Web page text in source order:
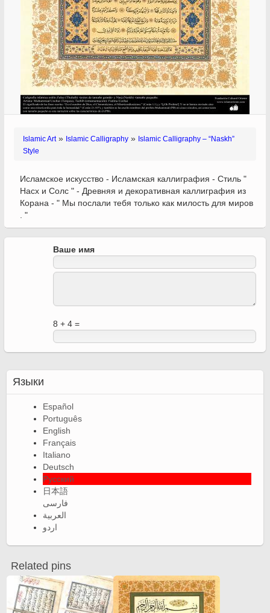
Islamic Art» Islamic Calligraphy » Islamic Calligraphy – “Naskh”
Style
Исламское искусство - Исламская каллиграфия - Стиль "
Насх и Солс " - Древняя и декоративная каллиграфия из
Корана - " Мы послали тебя только как милость для миров
. "
Ваше имя
8 + 4 =
Языки
Español
Português
English
Français
Italiano
Deutsch
Русский
日本語
فارسی
العربية
اردو
Related pins